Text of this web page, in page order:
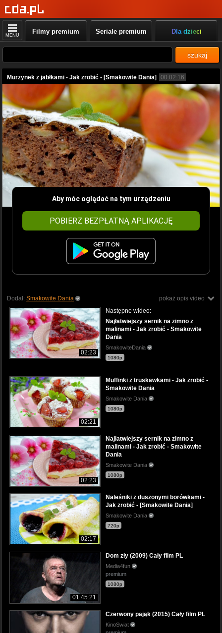
MENU Filmy premium Seriale premium Dla dzieci
szukaj
Murzynek z jabłkami - Jak zrobić - [Smakowite Dania] 00:02:16
Aby móc oglądać na tym urządzeniu
POBIERZ BEZPŁATNĄ APLIKACJĘ
pokaż opis video
Dodał: Smakowite Dania
02:23
Następne wideo:
Najłatwiejszy sernik na zimno z
malinami - Jak zrobić - Smakowite
Dania
SmakowiteDania
1080p
02:21
Muffinki z truskawkami - Jak zrobić -
Smakowite Dania
Smakowite Dania
1080p
02:23
Najłatwiejszy sernik na zimno z
malinami - Jak zrobić - Smakowite
Dania
Smakowite Dania
1080p
02:17
Naleśniki z duszonymi borówkami -
Jak zrobić - [Smakowite Dania]
Smakowite Dania
720p
01:45:21
Dom zły (2009) Cały film PL
Media4fun
premium
1080p
Czerwony pająk (2015) Cały film PL
KinoSwiat